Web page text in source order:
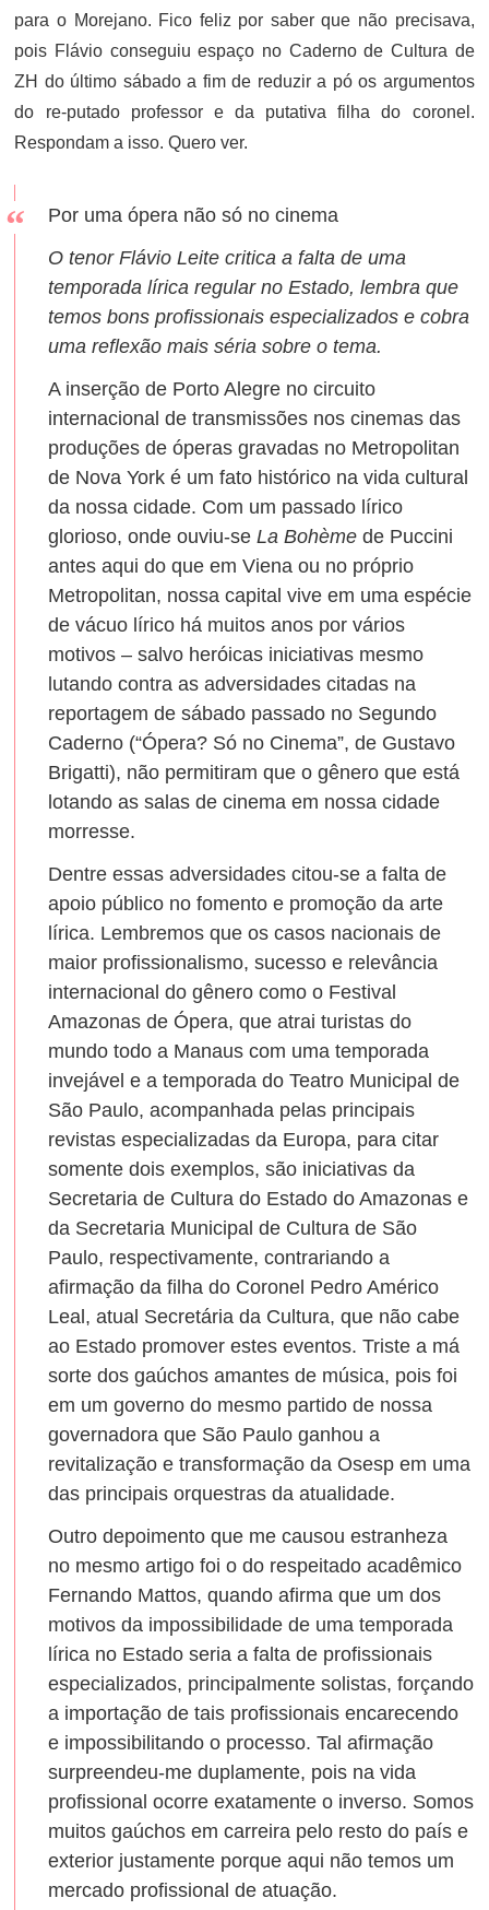
para o Morejano. Fico feliz por saber que não precisava,
pois Flávio conseguiu espaço no Caderno de Cultura de
ZH do último sábado a fim de reduzir a pó os argumentos
do re-putado professor e da putativa filha do coronel.
Respondam a isso. Quero ver.
Por uma ópera não só no cinema
O tenor Flávio Leite critica a falta de uma
temporada lírica regular no Estado, lembra que
temos bons profissionais especializados e cobra
uma reflexão mais séria sobre o tema.
A inserção de Porto Alegre no circuito
internacional de transmissões nos cinemas das
produções de óperas gravadas no Metropolitan
de Nova York é um fato histórico na vida cultural
da nossa cidade. Com um passado lírico
glorioso, onde ouviu-seLa Bohème de Puccini
antes aqui do que em Viena ou no próprio
Metropolitan, nossa capital vive em uma espécie
de vácuo lírico há muitos anos por vários
motivos – salvo heróicas iniciativas mesmo
lutando contra as adversidades citadas na
reportagem de sábado passado no Segundo
Caderno (“Ópera? Só no Cinema”, de Gustavo
Brigatti), não permitiram que o gênero que está
lotando as salas de cinema em nossa cidade
morresse.
Dentre essas adversidades citou-se a falta de
apoio público no fomento e promoção da arte
lírica. Lembremos que os casos nacionais de
maior profissionalismo, sucesso e relevância
internacional do gênero como o Festival
Amazonas de Ópera, que atrai turistas do
mundo todo a Manaus com uma temporada
invejável e a temporada do Teatro Municipal de
São Paulo, acompanhada pelas principais
revistas especializadas da Europa, para citar
somente dois exemplos, são iniciativas da
Secretaria de Cultura do Estado do Amazonas e
da Secretaria Municipal de Cultura de São
Paulo, respectivamente, contrariando a
afirmação da filha do Coronel Pedro Américo
Leal, atual Secretária da Cultura, que não cabe
ao Estado promover estes eventos. Triste a má
sorte dos gaúchos amantes de música, pois foi
em um governo do mesmo partido de nossa
governadora que São Paulo ganhou a
revitalização e transformação da Osesp em uma
das principais orquestras da atualidade.
Outro depoimento que me causou estranheza
no mesmo artigo foi o do respeitado acadêmico
Fernando Mattos, quando afirma que um dos
motivos da impossibilidade de uma temporada
lírica no Estado seria a falta de profissionais
especializados, principalmente solistas, forçando
a importação de tais profissionais encarecendo
e impossibilitando o processo. Tal afirmação
surpreendeu-me duplamente, pois na vida
profissional ocorre exatamente o inverso. Somos
muitos gaúchos em carreira pelo resto do país e
exterior justamente porque aqui não temos um
mercado profissional de atuação.